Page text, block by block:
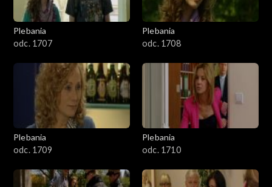
1301-1400
1501-1600
1601-1700
1701-1800
1801–1829
Plebania
odc. 1707
Plebania
odc. 1708
Plebania
odc. 1709
Plebania
odc. 1710